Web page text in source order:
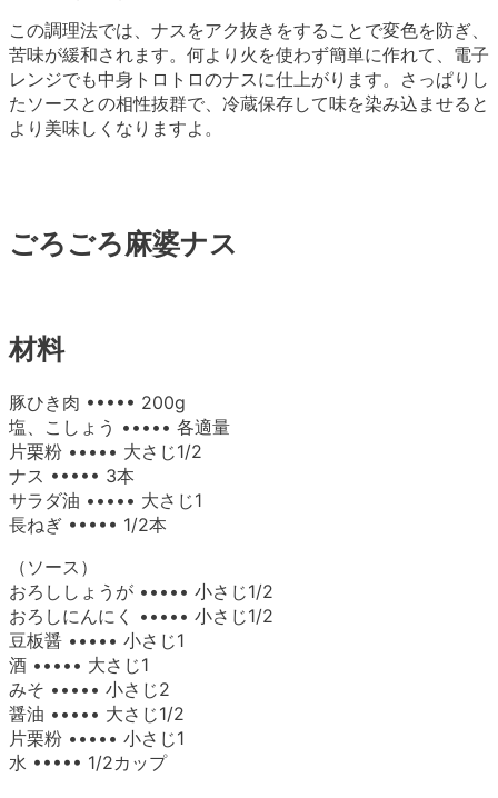
この調理法では、ナスをアク抜きをすることで変色を防ぎ、
苦味が緩和されます。何より火を使わず簡単に作れて、電子
レンジでも中身トロトロのナスに仕上がります。さっぱりし
たソースとの相性抜群で、冷蔵保存して味を染み込ませると
より美味しくなりますよ。
ごろごろ麻婆ナス
材料
豚ひき肉 ••••• 200g
塩、こしょう ••••• 各適量
片栗粉 ••••• 大さじ1/2
ナス ••••• 3本
サラダ油 ••••• 大さじ1
長ねぎ ••••• 1/2本
（ソース）
おろししょうが ••••• 小さじ1/2
おろしにんにく ••••• 小さじ1/2
豆板醤 ••••• 小さじ1
酒 ••••• 大さじ1
みそ ••••• 小さじ2
醤油 ••••• 大さじ1/2
片栗粉 ••••• 小さじ1
水 ••••• 1/2カップ